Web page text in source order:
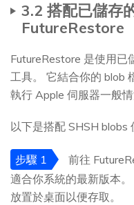
3.2 搭配已儲存
FutureRestore
FutureRestore 是使用已
工具。 它結合你的 blob
執行 Apple 伺服器一般
以下是搭配 SHSH blobs
步驟 1
前往
適合你系統的最新版本
放置於桌面以便存取。